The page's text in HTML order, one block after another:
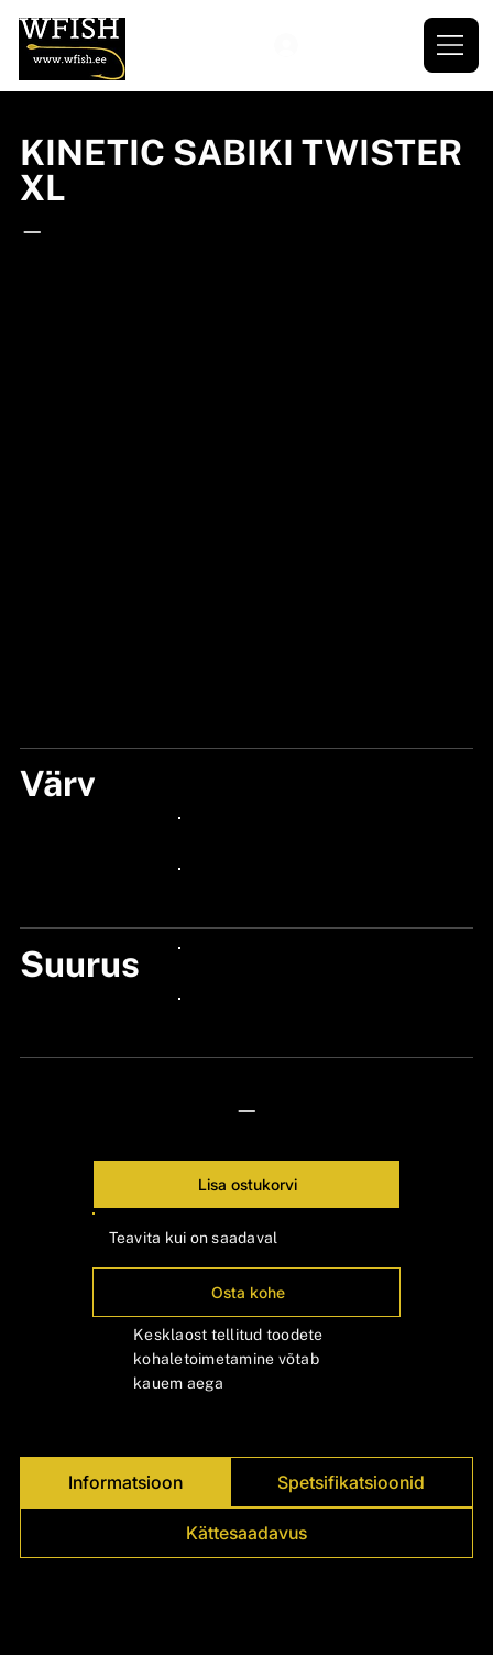
Värv
Suurus
—
Lisa ostukorvi
Teavita kui on saadaval
Osta kohe
Kesklaost tellitud toodete
kohaletoimetamine võtab
kauem aega
Informatsioon Spetsifikatsioonid
Kättesaadavus
KINETIC SABIKI TWISTER
XL
—